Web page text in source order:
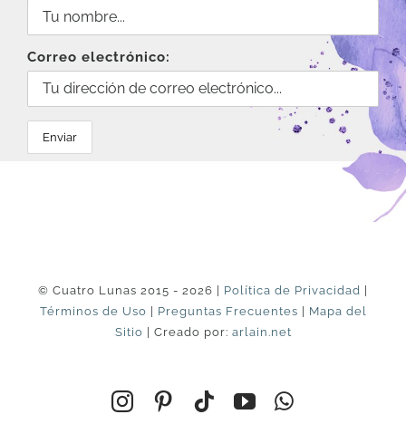
Correo electrónico:
© Cuatro Lunas 2015 - 2026 | Política de Privacidad
Términos de Uso
Preguntas Frecuentes
Mapa del
Sitio | Creado por: arlain.net